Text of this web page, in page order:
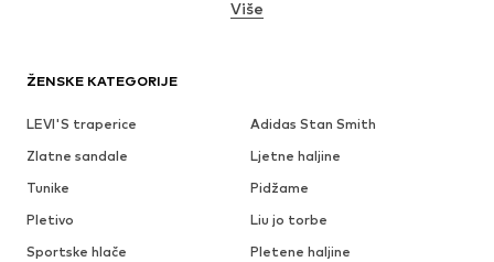
ŽENSKE KATEGORIJE
LEVI'S traperice
Adidas Stan Smith
Zlatne sandale
Ljetne haljine
Tunike
Pidžame
Pletivo
Liu jo torbe
Sportske hlače
Pletene haljine
Više